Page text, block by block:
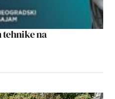
tehnike na